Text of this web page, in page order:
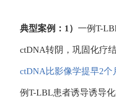
典型案例：1） 一例T-
ctDNA转阴，巩固化疗
ctDNA比影像学提早2个
例T-LBL患者诱导诱导